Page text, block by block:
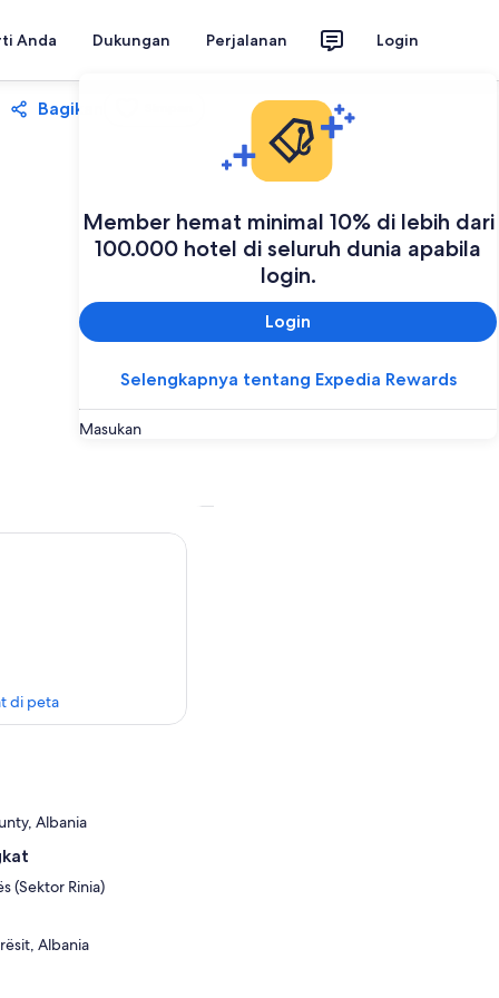
Anda Dukungan Perjalanan Login
Member hemat minimal 10% di lebih dari
100.000 hotel di seluruh dunia apabila
login.
Login
Selengkapnya tentang Expedia Rewards
Masukan
Bagikan
di peta
Albania
(Sektor Rinia)
Albania